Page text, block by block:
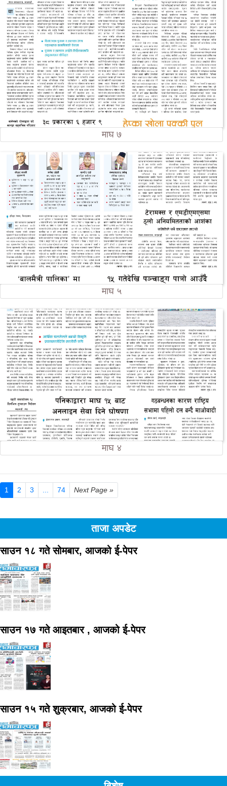
माघ ७
माघ ५
माघ ४
1 2 3 ... 74 Next Page »
ताजा अपडेट
साउन १८ गते सोमबार, आजको ई-पेपर
साउन १७ गते आइतबार , आजको ई-पेपर
साउन १५ गते शुक्रबार, आजको ई-पेपर